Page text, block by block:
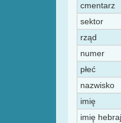
cmentarz
sektor
rząd
numer
płeć
nazwisko
imię
imię